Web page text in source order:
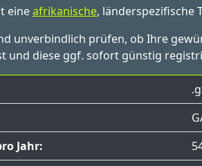
eineafrikanische, länderspezifische
unverbindlich prüfen, ob Ihre
und diese ggf. sofort günstig
Jahr: